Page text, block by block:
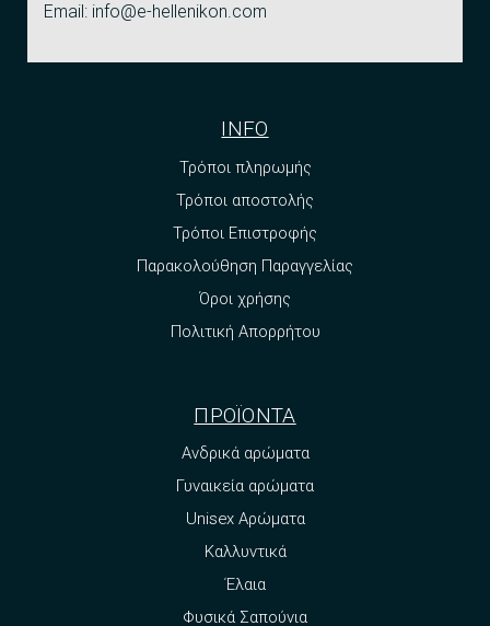
Email: info@e-hellenikon.com
INFO
Τρόποι πληρωμής
Τρόποι αποστολής
Τρόποι Επιστροφής
Παρακολούθηση Παραγγελίας
Όροι χρήσης
Πολιτική Απορρήτου
ΠΡΟΪΟΝΤΑ
Ανδρικά αρώματα
Γυναικεία αρώματα
Unisex Αρώματα
Καλλυντικά
Έλαια
Φυσικά Σαπούνια